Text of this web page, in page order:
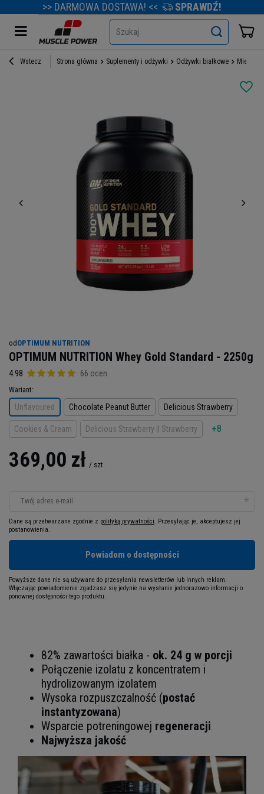
>> DARMOWA DOSTAWA! << SPRAWDŹ!
Szukaj
Wstecz Strona główna Suplementy i odżywki Odżywki białkowe
od OPTIMUM NUTRITION
OPTIMUM NUTRITION Whey Gold Standard - 2250g
4.98 66 ocen
Wariant
Unflavoured Chocolate Peanut Butter Delicious Strawberry
Cookies & Cream Delicious Strawberry || Strawberry +8
369,00 zł / szt.
Twój adres e-mail
Dane są przetwarzane zgodnie z polityką prywatności. Przesyłając je, akceptujesz jej
postanowienia.
Powiadom o dostępności
Powyższe dane nie są używane do przesyłania newsletterów lub innych reklam.
Włączając powiadomienie zgadzasz się jedynie na wysłanie jednorazowo informacji o
ponownej dostępności tego produktu.
82% zawartości białka - ok. 24 g w porcji
Połączenie izolatu z koncentratem i
hydrolizowanym izolatem
Wysoka rozpuszczalność (postać
instantyzowana)
Wsparcie potreningowej regeneracji
Najwyższa jakość